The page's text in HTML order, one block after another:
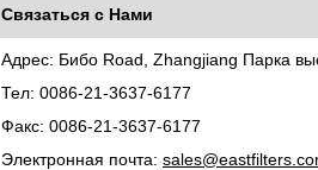
Связаться с Нами
Адрес: Бибо Road, Zhangjiang Парка
Тел: 0086-21-3637-6177
Факс: 0086-21-3637-6177
Электронная почта: